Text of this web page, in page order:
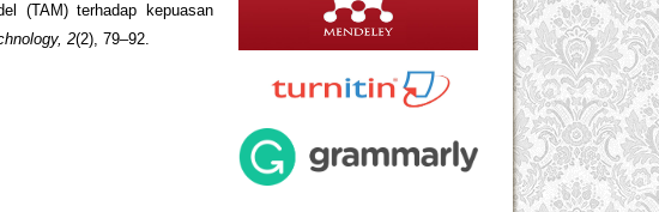
(TAM) terhadap kepuasan
2(2), 79–92.